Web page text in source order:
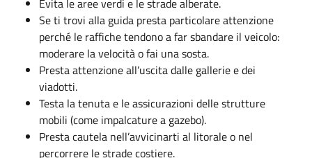
Evita le aree verdi e le strade alberate.
Se ti trovi alla guida presta particolare attenzione
perché le raffiche tendono a far sbandare il veicolo:
moderare la velocità o fai una sosta.
Presta attenzione all’uscita dalle gallerie e dei
viadotti.
Testa la tenuta e le assicurazioni delle strutture
mobili (come impalcature a gazebo).
Presta cautela nell’avvicinarti al litorale o nel
percorrere le strade costiere.